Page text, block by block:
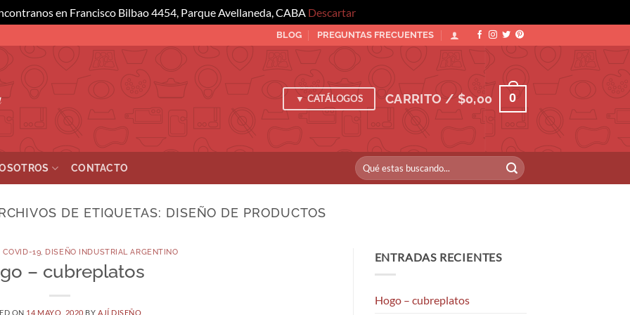
en Francisco Bilbao 4454, Parque Avellaneda, CABA Descartar
BLOG PREGUNTAS FRECUENTES
▼ CATÁLOGOS CARRITO /$0,00 0
CONTACTO
Buscar
por:
DE ETIQUETAS: DISEÑO DE PRODUCTOS
COVID-19, DISEÑO INDUSTRIAL ARGENTINO
– cubreplatos
ON 14 MAYO, 2020 BYAJÍ DISEÑO
ENTRADAS RECIENTES
Hogo – cubreplatos